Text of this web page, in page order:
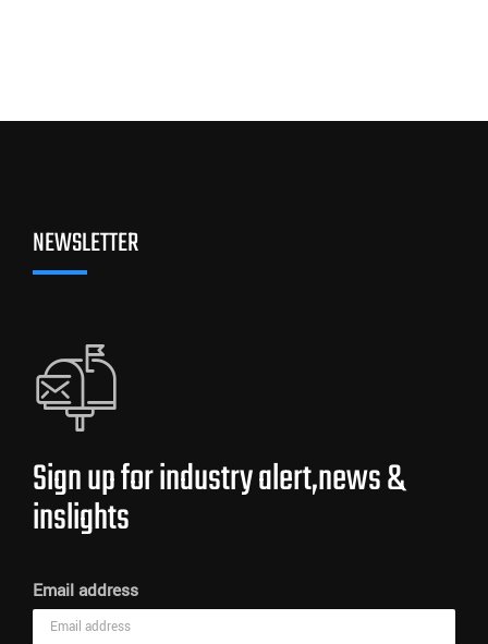
NEWSLETTER
Sign up for industry alert,news &
inslights
Email address